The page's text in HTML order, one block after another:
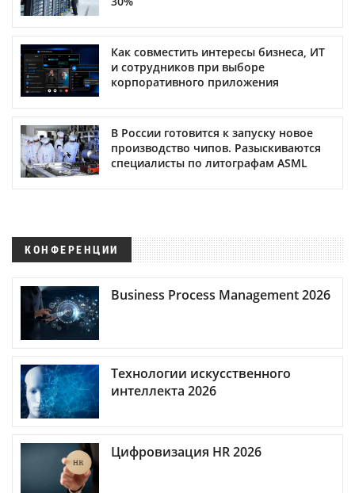
Как совместить интересы бизнеса, ИТ
и сотрудников при выборе
корпоративного приложения
В России готовится к запуску новое
производство чипов. Разыскиваются
специалисты по литографам ASML
КОНФЕРЕНЦИИ
Business Process Management 2026
Технологии искусственного
интеллекта 2026
Цифровизация HR 2026